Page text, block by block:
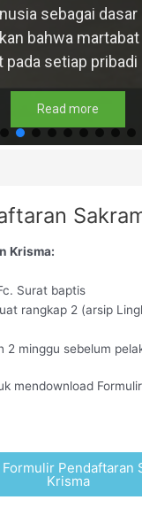
sebagai dasar
bahwa
pada setiap pribadi
Read more
Krisma:
Surat baptis
rangkap 2 (arsip
2 minggu sebelum
mendownload
Pendaftaran
Krisma